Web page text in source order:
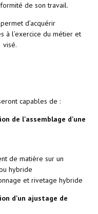
de son travail.
d’acquérir
à l’exercice du métier et
visé.
capables de :
de l'assemblage d'une
de matière sur un
hybride
et rivetage hybride
d'un ajustage de